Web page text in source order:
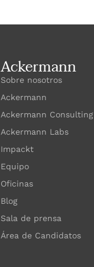
Ackermann
Sobre nosotros
Ackermann
Ackermann Consulting
Ackermann Labs
Impackt
Equipo
Oficinas
Blog
Sala de prensa
Área de Candidatos